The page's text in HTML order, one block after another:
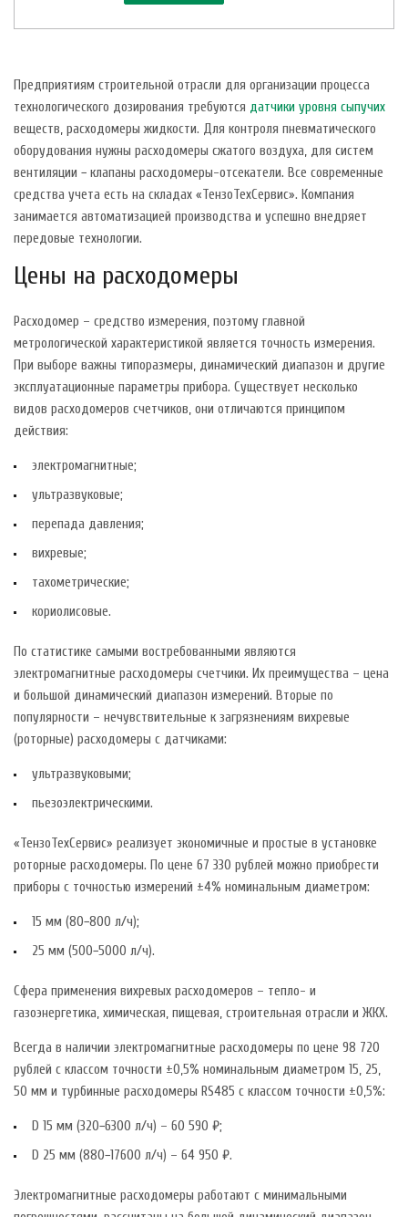
Предприятиям строительной отрасли для организации процесса
технологического дозирования требуются датчики уровня сыпучих
веществ, расходомеры жидкости. Для контроля пневматического
оборудования нужны расходомеры сжатого воздуха, для систем
вентиляции − клапаны расходомеры-отсекатели. Все современные
средства учета есть на складах «ТензоТехСервис». Компания
занимается автоматизацией производства и успешно внедряет
передовые технологии.
Цены на расходомеры
Расходомер – средство измерения, поэтому главной
метрологической характеристикой является точность измерения.
При выборе важны типоразмеры, динамический диапазон и другие
эксплуатационные параметры прибора. Существует несколько
видов расходомеров счетчиков, они отличаются принципом
действия:
электромагнитные;
ультразвуковые;
перепада давления;
вихревые;
тахометрические;
кориолисовые.
По статистике самыми востребованными являются
электромагнитные расходомеры счетчики. Их преимущества – цена
и большой динамический диапазон измерений. Вторые по
популярности – нечувствительные к загрязнениям вихревые
(роторные) расходомеры с датчиками:
ультразвуковыми;
пьезоэлектрическими.
«ТензоТехСервис» реализует экономичные и простые в установке
роторные расходомеры. По цене 67 330 рублей можно приобрести
приборы с точностью измерений ±4% номинальным диаметром:
15 мм (80−800 л/ч);
25 мм (500−5000 л/ч).
Сфера применения вихревых расходомеров – тепло- и
газоэнергетика, химическая, пищевая, строительная отрасли и ЖКХ.
Всегда в наличии электромагнитные расходомеры по цене 98 720
рублей с классом точности ±0,5% номинальным диаметром 15, 25,
50 мм и турбинные расходомеры RS485 с классом точности ±0,5%:
D 15 мм (320−6300 л/ч) – 60 590 ₽;
D 25 мм (880−17600 л/ч) – 64 950 ₽.
Электромагнитные расходомеры работают с минимальными